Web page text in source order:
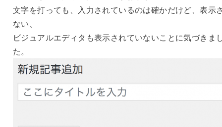
文字を打っても、入力されているのは確かだけど、表示
ない、
ビジュアルエディタも表示されていないことに気づきま
た。